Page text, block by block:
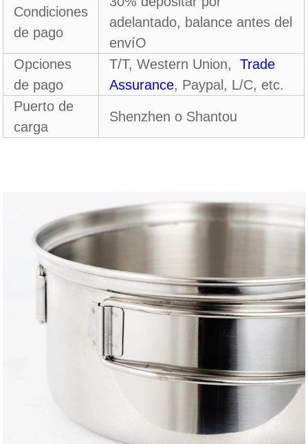
Condiciones
de pago
adelantado, balance antes del
envíO
Opciones
de pago
T/T, Western Union,
Trade
Assurance, Paypal, L/C, etc.
Puerto de
carga
Shenzhen o Shantou